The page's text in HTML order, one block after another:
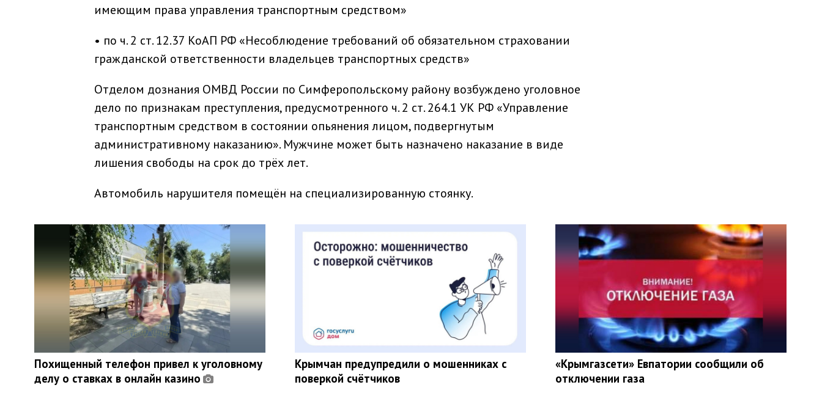
имеющим права управления транспортным средством»
• по ч. 2 ст. 12.37 КоАП РФ «Несоблюдение требований об обязательном страховании
гражданской ответственности владельцев транспортных средств»
Отделом дознания ОМВД России по Симферопольскому району возбуждено уголовное
дело по признакам преступления, предусмотренного ч. 2 ст. 264.1 УК РФ «Управление
транспортным средством в состоянии опьянения лицом, подвергнутым
административному наказанию». Мужчине может быть назначено наказание в виде
лишения свободы на срок до трёх лет.
Автомобиль нарушителя помещён на специализированную стоянку.
Похищенный телефон привел к уголовному
делу о ставках в онлайн казино
Крымчан предупредили о мошенниках с
поверкой счётчиков
«Крымгазсети» Евпатории сообщили об
отключении газа